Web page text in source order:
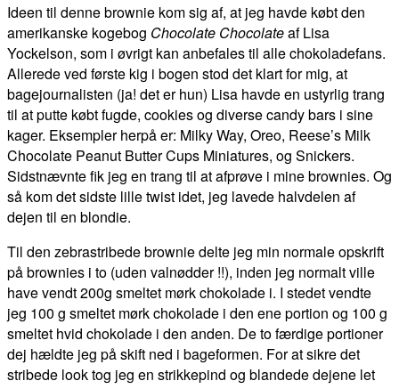
Ideen til denne brownie kom sig af, at jeg havde købt den
amerikanske kogebog Chocolate Chocolateaf Lisa
Yockelson, som i øvrigt kan anbefales til alle chokoladefans.
Allerede ved første kig i bogen stod det klart for mig, at
bagejournalisten (ja! det er hun) Lisa havde en ustyrlig trang
til at putte købt fugde, cookies og diverse candy bars i sine
kager. Eksempler herpå er: Milky Way, Oreo, Reese’s Milk
Chocolate Peanut Butter Cups Miniatures, og Snickers.
Sidstnævnte fik jeg en trang til at afprøve i mine brownies. Og
så kom det sidste lille twist idet, jeg lavede halvdelen af
dejen til en blondie.
Til den zebrastribede brownie delte jeg min normale opskrift
på brownies i to (uden valnødder !!), inden jeg normalt ville
have vendt 200g smeltet mørk chokolade i. I stedet vendte
jeg 100 g smeltet mørk chokolade i den ene portion og 100 g
smeltet hvid chokolade i den anden. De to færdige portioner
dej hældte jeg på skift ned i bageformen. For at sikre det
stribede look tog jeg en strikkepind og blandede dejene let